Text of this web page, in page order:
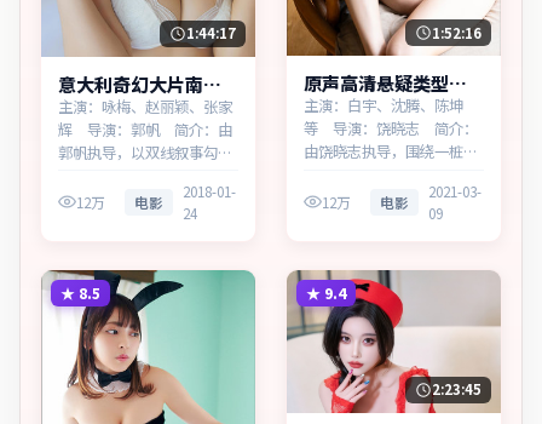
1:44:17
意大利奇幻大片南港
追缉无广告观看
主演：咏梅、赵丽颖、张家
辉 导演：郭帆 简介：由
郭帆执导，以双线叙事勾连
品的奇幻作品。在高度疏离
的都市丛林里，叙事围绕人
面人性的幽微灰域。主演以
细腻表演撑起情感层次，兼
顾观赏性与现实意义。
12万 电影
2018-01-
24
1:52:16
原声高清悬疑类型异
境档案无广告观看
主演：白宇、沈腾、陈坤
等 导演：饶晓志 简介：
由饶晓志执导，围绕一桩陈
疑作品。在法庭与街头之
间，叙事围绕人物抉择与时
转不断。主演以细腻表演撑
起情感层次，兼顾观赏性与
现实意义。
12万 电影
2021-03-
09
★ 8.5 ★ 9.4
2:23:45